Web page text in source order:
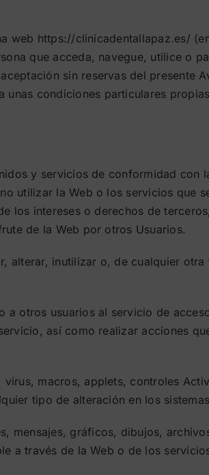
web https://clinicadentallapaz.es/
que acceda, navegue, utilice o
sin reservas del presente
condiciones particulares
y servicios de conformidad con
utilizar la Web o los servicios que
los intereses o derechos de
de la Web por otros Usuarios.
alterar, inutilizar o, de cualquier
otros usuarios al servicio de
así como realizar acciones
macros, applets, controles
tipo de alteración en los
mensajes, gráficos, dibujos,
a través de la Web o de los